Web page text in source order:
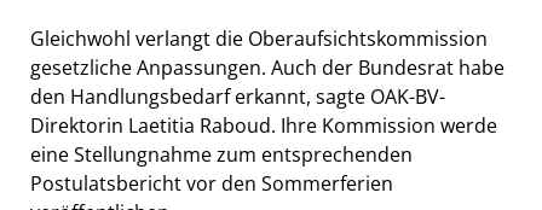
Gleichwohl verlangt die Oberaufsichtskommission
gesetzliche Anpassungen. Auch der Bundesrat habe
den Handlungsbedarf erkannt, sagte OAK-BV-
Direktorin Laetitia Raboud. Ihre Kommission werde
eine Stellungnahme zum entsprechenden
Postulatsbericht vor den Sommerferien